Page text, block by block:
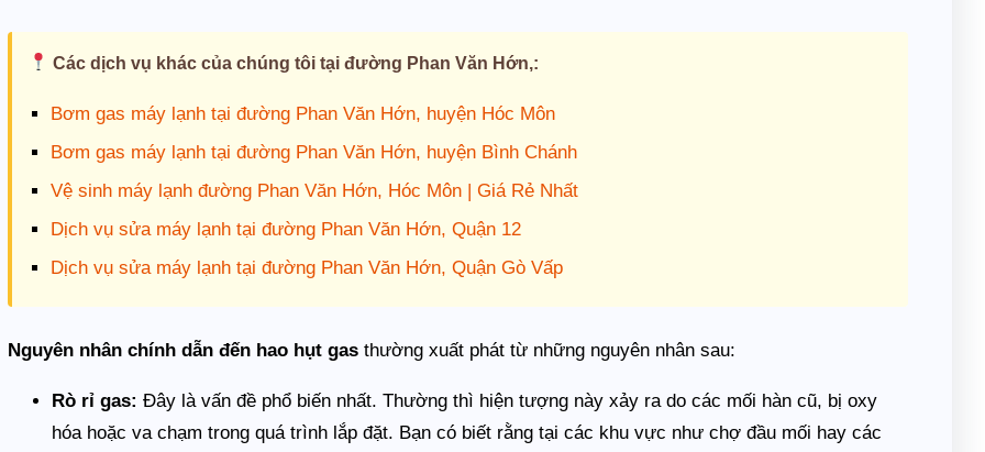
Các dịch vụ khác của chúng tôi tại đường Phan Văn Hớn,:
Bơm gas máy lạnh tại đường Phan Văn Hớn, huyện Hóc Môn
Bơm gas máy lạnh tại đường Phan Văn Hớn, huyện Bình Chánh
Vệ sinh máy lạnh đường Phan Văn Hớn, Hóc Môn | Giá Rẻ Nhất
Dịch vụ sửa máy lạnh tại đường Phan Văn Hớn, Quận 12
Dịch vụ sửa máy lạnh tại đường Phan Văn Hớn, Quận Gò Vấp
Nguyên nhân chính dẫn đến hao hụt gas thường xuất phát từ những nguyên nhân sau:
Rò rỉ gas: Đây là vấn đề phổ biến nhất. Thường thì hiện tượng này xảy ra do các mối hàn cũ, bị oxy
hóa hoặc va chạm trong quá trình lắp đặt. Bạn có biết rằng tại các khu vực như chợ đầu mối hay các